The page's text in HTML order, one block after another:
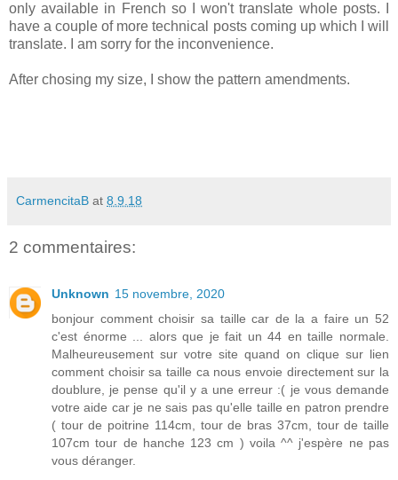
only available in French so I won't translate whole posts. I
have a couple of more technical posts coming up which I will
translate. I am sorry for the inconvenience.
After chosing my size, I show the pattern amendments.
CarmencitaB at 8.9.18
2 commentaires:
Unknown 15 novembre, 2020
bonjour comment choisir sa taille car de la a faire un 52
c'est énorme ... alors que je fait un 44 en taille normale.
Malheureusement sur votre site quand on clique sur lien
comment choisir sa taille ca nous envoie directement sur la
doublure, je pense qu'il y a une erreur :( je vous demande
votre aide car je ne sais pas qu'elle taille en patron prendre
( tour de poitrine 114cm, tour de bras 37cm, tour de taille
107cm tour de hanche 123 cm ) voila ^^ j'espère ne pas
vous déranger.